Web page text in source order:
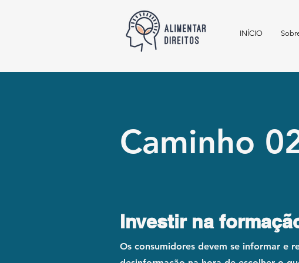
INÍCIO
Caminho
Investir na
Os consumidores devem se informar e